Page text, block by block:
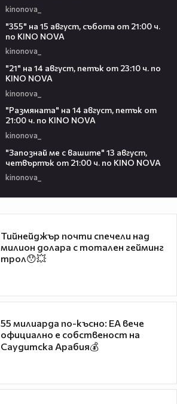
kinonova_
"355" на 15 август, събота от 21:00 ч.
по KINO NOVA
kinonova_
"21" на 14 август, петък от 23:10 ч. по
KINO NOVA
kinonova_
"Размянaта" на 14 август, петък от
21:00 ч. по KINO NOVA
kinonova_
"Запознай ме с вашите" 13 август,
четвъртък от 21:00 ч. по KINO NOVA
kinonova_
Тийнейджър почти спечели над
милион долара с тотален гейминг
трол😯💥
55 милиарда по-късно: EA вече
официално е собственост на
Саудитска Арабия💰